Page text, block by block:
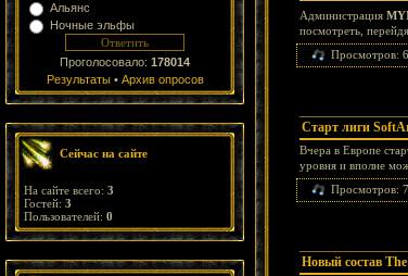
Альянс
Ночные эльфы
Проголосовало: 178014
Результаты• Архив опросов
Сейчас на сайте
На сайте всего: 3
Гостей: 3
Пользователей: 0
Администрация
посмотреть,
Просмотров:
Старт лиги
Вчера в Европе
уровня и вполне
Просмотров:
Новый состав